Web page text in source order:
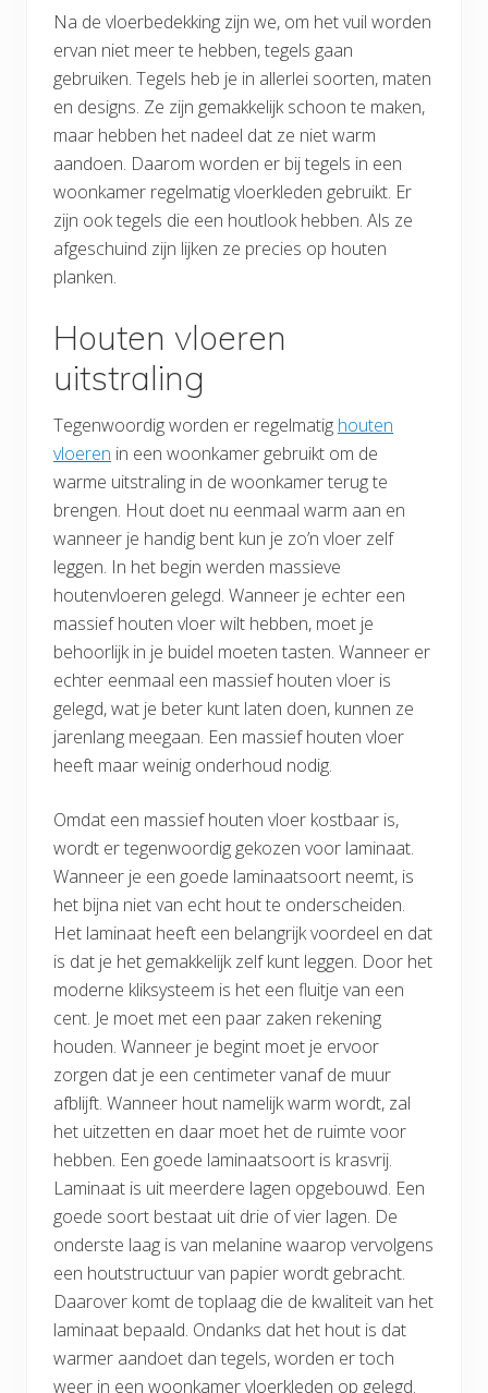
Na de vloerbedekking zijn we, om het vuil worden
ervan niet meer te hebben, tegels gaan
gebruiken. Tegels heb je in allerlei soorten, maten
en designs. Ze zijn gemakkelijk schoon te maken,
maar hebben het nadeel dat ze niet warm
aandoen. Daarom worden er bij tegels in een
woonkamer regelmatig vloerkleden gebruikt. Er
zijn ook tegels die een houtlook hebben. Als ze
afgeschuind zijn lijken ze precies op houten
planken.
Houten vloeren
uitstraling
Tegenwoordig worden er regelmatig houten
vloeren in een woonkamer gebruikt om de
warme uitstraling in de woonkamer terug te
brengen. Hout doet nu eenmaal warm aan en
wanneer je handig bent kun je zo’n vloer zelf
leggen. In het begin werden massieve
houtenvloeren gelegd. Wanneer je echter een
massief houten vloer wilt hebben, moet je
behoorlijk in je buidel moeten tasten. Wanneer er
echter eenmaal een massief houten vloer is
gelegd, wat je beter kunt laten doen, kunnen ze
jarenlang meegaan. Een massief houten vloer
heeft maar weinig onderhoud nodig.
Omdat een massief houten vloer kostbaar is,
wordt er tegenwoordig gekozen voor laminaat.
Wanneer je een goede laminaatsoort neemt, is
het bijna niet van echt hout te onderscheiden.
Het laminaat heeft een belangrijk voordeel en dat
is dat je het gemakkelijk zelf kunt leggen. Door het
moderne kliksysteem is het een fluitje van een
cent. Je moet met een paar zaken rekening
houden. Wanneer je begint moet je ervoor
zorgen dat je een centimeter vanaf de muur
afblijft. Wanneer hout namelijk warm wordt, zal
het uitzetten en daar moet het de ruimte voor
hebben. Een goede laminaatsoort is krasvrij.
Laminaat is uit meerdere lagen opgebouwd. Een
goede soort bestaat uit drie of vier lagen. De
onderste laag is van melanine waarop vervolgens
een houtstructuur van papier wordt gebracht.
Daarover komt de toplaag die de kwaliteit van het
laminaat bepaald. Ondanks dat het hout is dat
warmer aandoet dan tegels, worden er toch
weer in een woonkamer vloerkleden op gelegd.